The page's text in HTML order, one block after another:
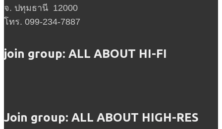
จ. ปทุมธานี 12000
โทร. 099-234-7887
join group: ALL ABOUT HI-FI
Join group: ALL ABOUT HIGH-RES